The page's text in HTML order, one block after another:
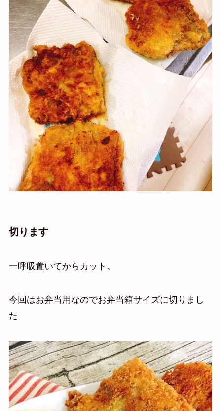
切ります
一呼吸置いてからカット。
今回はお弁当用なのでお弁当箱サイズに切りまし
た